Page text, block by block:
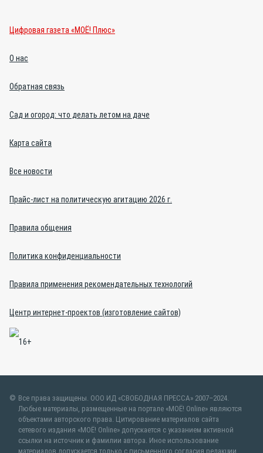
Цифровая газета «МОЁ! Плюс»
О нас
Обратная связь
Сад и огород: что делать летом на даче
Карта сайта
Все новости
Прайс-лист на политическую агитацию 2026 г.
Правила общения
Политика конфиденциальности
Правила применения рекомендательных технологий
Центр интернет-проектов (изготовление сайтов)
Все права защищены. ООО ИД «СВОБОДНАЯ ПРЕССА» 2007–2024.
Любые материалы, размещенные на портале «МОЁ! Online» являются
объектами авторского права. Цитирование материалов сайта
сетевого издания «МОЁ! Online» допускается с указанием активной
ссылки на источник и фамилии автора. Иное использование
материалов допускается только с письменного согласия редакции